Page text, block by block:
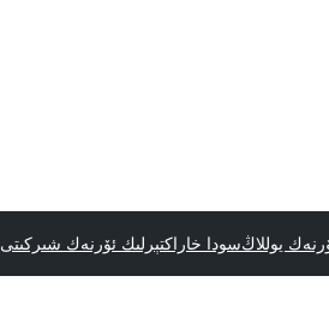
يوللاڭسودا خاراكتېرلىك ئۆرنەك شىركىتى